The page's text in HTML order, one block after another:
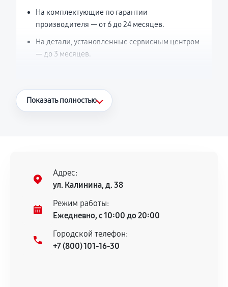
На комплектующие по гарантии
производителя — от 6 до 24 месяцев.
На детали, установленные сервисным центром
— до 3 месяцев.
Что считается гарантийным случаем
нормальной эксплуатации в течение
гарантийного срока.
Несоответствие комплектующей заявленным
техническим характеристикам.
Документы для подтверждения
Показать полностью
Адрес:
ул. Калинина, д. 38
Режим работы:
Ежедневно, с 10:00 до 20:00
Городской телефон:
+7 (800) 101-16-30